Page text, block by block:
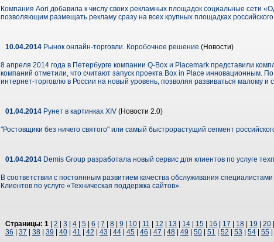
Компания Aori добавила к числу своих рекламных площадок социальные сети
позволяющим размещать рекламу сразу на всех крупных площадках
10.04.2014 Рынок онлайн-торговли. Коробочное решение (Новости)
8 апреля 2014 года в Петербурге компании Q-Box и Placemark представили
компаний отметили, что считают запуск проекта Box in Place инновационным.
интернет-торговлю в России на новый уровень, позволяя развиваться малому и
01.04.2014 Рунет в картинках XIV (Новости 2.0)
"Ростовщики без ничего святого" или самый быстрорастущий сегмент
01.04.2014 Demis Group разработала новый сервис для клиентов по услуге
В соответствии с постоянным развитием качества обслуживания
Клиентов по услуге «Техническая поддержка сайтов».
Страницы: 1 2 3 4 5 6 7 8 9 10 11 12 13 14 15 16 17 18 19 20
36
37 38 39 40 41 42 43 44 45 46 47 48 49 50 51 52 53 54 55